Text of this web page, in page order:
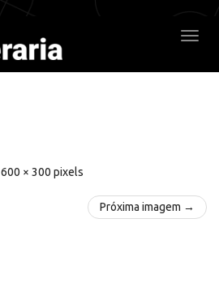
600 × 300 pixels
Próxima imagem →